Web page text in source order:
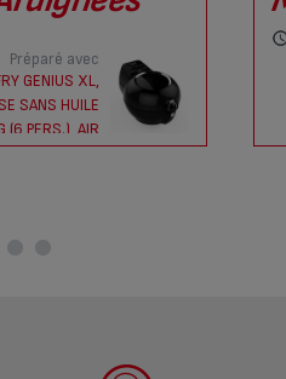
Préparé avec
GENIUS XL,
SANS HUILE
(6 PERS.), AIR